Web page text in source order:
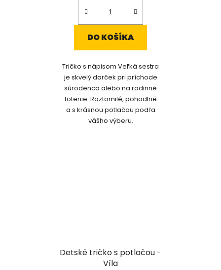
DO KOŠÍKA
Tričko s nápisom Veľká sestra
je skvelý darček pri príchode
súrodenca alebo na rodinné
fotenie. Roztomilé, pohodlné
a s krásnou potlačou podľa
vášho výberu.
Detské tričko s potlačou -
Víla